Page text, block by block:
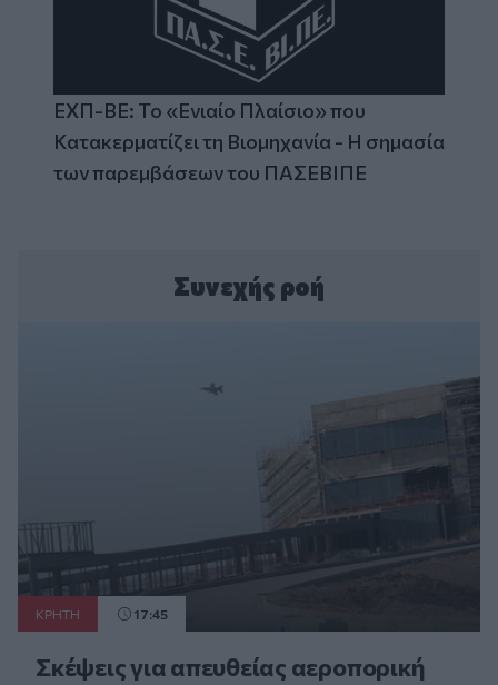
ΕΧΠ-ΒΕ: Το «Ενιαίο Πλαίσιο» που
Κατακερματίζει τη Βιομηχανία - Η σημασία
των παρεμβάσεων του ΠΑΣΕΒΙΠΕ
Συνεχής ροή
ΚΡΗΤΗ 17:45
Σκέψεις για απευθείας αεροπορική